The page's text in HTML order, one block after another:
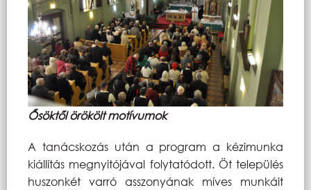
Ősöktől örökölt motívumok
A tanácskozás után a program a kézimunka
kiállítás megnyitójával folytatódott. Öt település
huszonkét varró asszonyának míves munkáit